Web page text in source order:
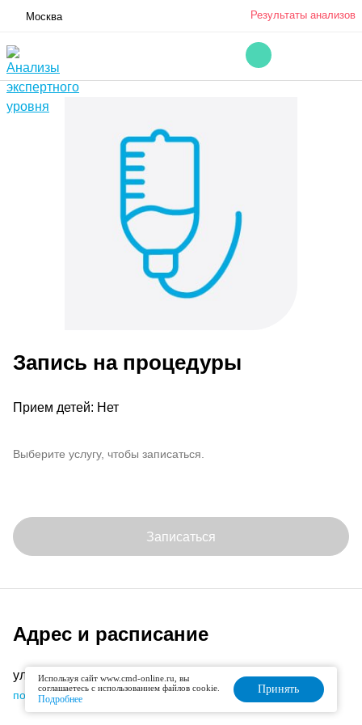
Москва Результаты анализов
Запись на процедуры
Прием детей: Нет
Выберите услугу, чтобы записаться.
Записаться
Адрес и расписание
ул. Дунаевского, д.4
подробнее об офисе
Используя сайт www.cmd-online.ru, вы
соглашаетесь с использованием файлов cookie.
Подробнее
Принять